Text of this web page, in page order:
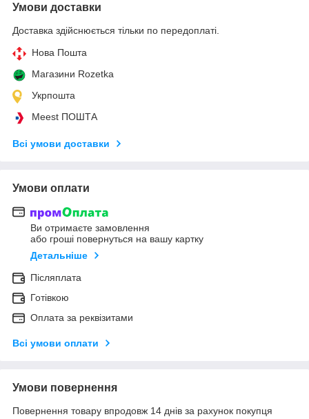
Умови доставки
Доставка здійснюється тільки по передоплаті.
Нова Пошта
Магазини Rozetka
Укрпошта
Meest ПОШТА
Всі умови доставки
Умови оплати
Ви отримаєте замовлення
або гроші повернуться на вашу картку
Детальніше
Післяплата
Готівкою
Оплата за реквізитами
Всі умови оплати
Умови повернення
Повернення товару впродовж 14 днів за рахунок покупця